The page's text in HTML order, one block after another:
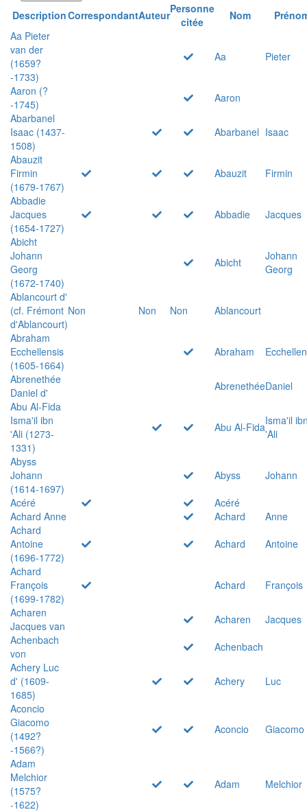
DescriptionCorrespondantAuteurPersonne
citée
Nom
Aa Pieter
van der
(1659?
-1733)
Aa Pieter
Aaron (?
-1745)
Aaron
Abarbanel
Isaac (1437-
1508)
Abarbanel Isaac
Abauzit
Firmin
(1679-1767)
Abauzit
Firmin
Abbadie
Jacques
(1654-1727)
Abbadie
Jacques
Abicht
Johann
Georg
(1672-1740)
Abicht
Johann
Georg
Ablancourt d'
(cf. Frémont
d'Ablancourt)
Non Non Non
Ablancourt
Abraham
Ecchellensis
(1605-1664)
Abraham
Abrenethée
Daniel d'
AbrenethéeDaniel
Abu Al-Fida
Isma'il ibn
'Ali (1273-
1331)
Abu Al-FidaIsma'il
'Ali
Abyss
Johann
(1614-1697)
Abyss
Johann
Acéré
Acéré
Achard Anne
Achard
Anne
Achard
Antoine
(1696-1772)
Achard
Antoine
Achard
François
(1699-1782)
Achard
François
Acharen
Jacques van
Acharen
Jacques
Achenbach
von
Achenbach
Achery Luc
d' (1609-
1685)
Achery
Luc
Aconcio
Giacomo
(1492?
-1566?)
Aconcio Giacomo
Adam
Melchior
(1575?
-1622)
Adam Melchior